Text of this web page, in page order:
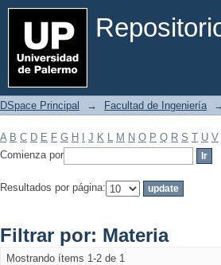
Filtrar por: Materia
DSpace Principal → Facultad de Ingeniería
A B C D E F G H J K L M N O P Q R S T U V
Comienza por
Resultados por página:
Filtrar por: Materia
Mostrando ítems 1-2 de 1